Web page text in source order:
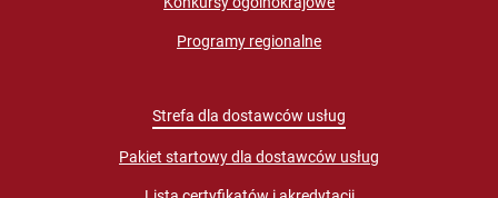
Programy regionalne
Strefa dla dostawców usług
Pakiet startowy dla dostawców usług